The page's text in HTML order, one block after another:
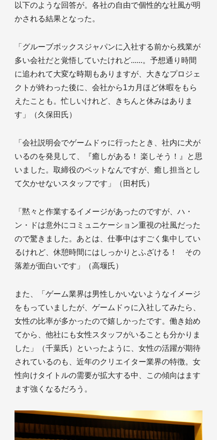
以下のような回答が。各社の自由で個性的な社風が明
かされる結果となった。
「グルーブボックスジャパンに入社する前から残業が
多い会社だと覚悟していたけれど......。予想通り時間
に追われて大変な時期もありますが、大きなプロジェ
クトが終わった後に、会社から1カ月ほど休暇をもら
えたことも。忙しいけれど、きちんと休みはありま
す」（久保田氏）
「会社説明会でゲームドゥに行ったとき、社内に犬が
いるのを発見して、『癒しがある！ 楽しそう！』と思
いました。取締役のペットなんですが、癒し担当とし
て欠かせないスタッフです」（田村氏）
「黙々と作業するイメージがあったのですが、ハ・
ン・ドは意外にコミュニケーション重視の社風だった
ので驚きました。あとは、仕事中はすごく集中してい
るけれど、休憩時間にはしっかりとふざける！ その
落差が面白いです」（高堰氏）
また、「ゲーム業界は男性しかいないようなイメージ
をもっていましたが、ゲームドゥに入社してみたら、
女性の比率が多かったので嬉しかったです。働き始め
てから、他社にも女性スタッフがいることも分かりま
した」（千葉氏）といったように、女性の活躍が期待
されているのも、近年のクリエイター業界の特徴。女
性向けタイトルの需要が拡大する中、この傾向はます
ます強くなるだろう。